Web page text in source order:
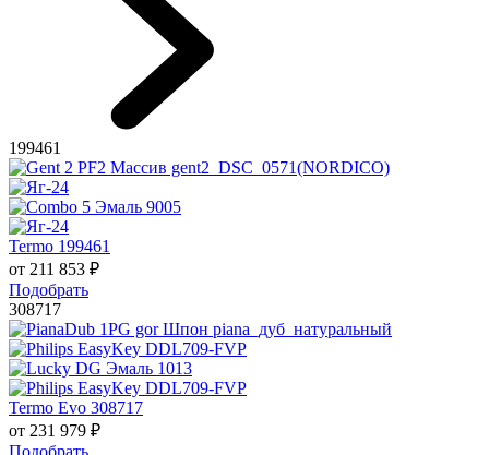
199461
Termo 199461
от 211 853 ₽
Подобрать
308717
Termo Evo 308717
от 231 979 ₽
Подобрать